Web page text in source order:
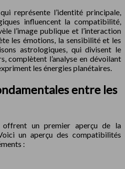
représente l’identité principale,
influencent la compatibilité,
l’image publique et l’interaction
les émotions, la sensibilité et les
astrologiques, qui divisent le
complètent l’analyse en dévoilant
les énergies planétaires.
entre les
offrent un premier aperçu de la
un aperçu des compatibilités
: